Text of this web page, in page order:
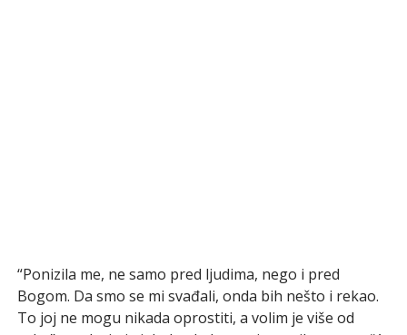
“Ponizila me, ne samo pred ljudima, nego i pred
Bogom. Da smo se mi svađali, onda bih nešto i rekao.
To joj ne mogu nikada oprostiti, a volim je više od